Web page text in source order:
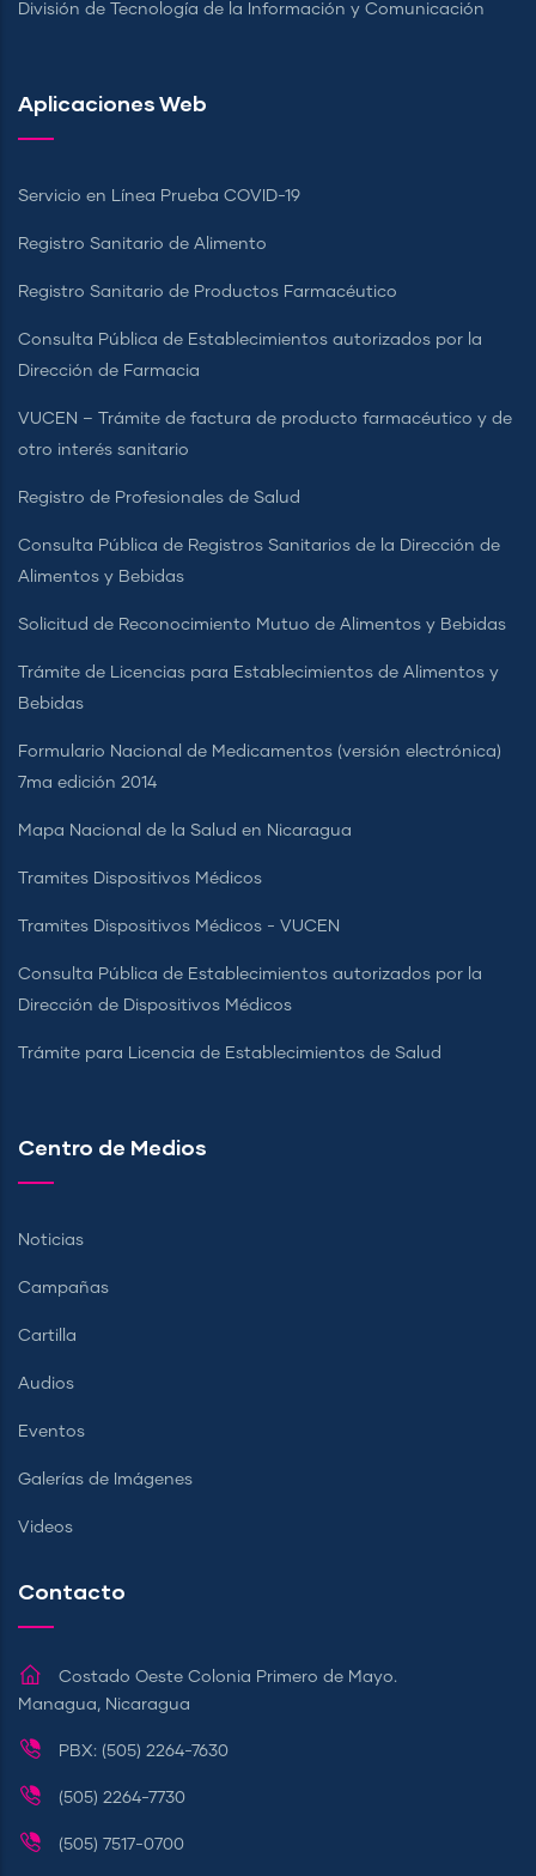
División de Tecnología de la Información y Comunicación
Aplicaciones Web
Servicio en Línea Prueba COVID-19
Registro Sanitario de Alimento
Registro Sanitario de Productos Farmacéutico
Consulta Pública de Establecimientos autorizados por la
Dirección de Farmacia
VUCEN – Trámite de factura de producto farmacéutico y de
otro interés sanitario
Registro de Profesionales de Salud
Consulta Pública de Registros Sanitarios de la Dirección de
Alimentos y Bebidas
Solicitud de Reconocimiento Mutuo de Alimentos y Bebidas
Trámite de Licencias para Establecimientos de Alimentos y
Bebidas
Formulario Nacional de Medicamentos (versión electrónica)
7ma edición 2014
Mapa Nacional de la Salud en Nicaragua
Tramites Dispositivos Médicos
Tramites Dispositivos Médicos - VUCEN
Consulta Pública de Establecimientos autorizados por la
Dirección de Dispositivos Médicos
Trámite para Licencia de Establecimientos de Salud
Centro de Medios
Noticias
Campañas
Cartilla
Audios
Eventos
Galerías de Imágenes
Videos
Contacto
Costado Oeste Colonia Primero de Mayo.
Managua, Nicaragua
PBX: (505) 2264-7630
(505) 2264-7730
(505) 7517-0700